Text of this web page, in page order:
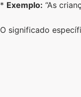
* Exemplo: “As
O significado